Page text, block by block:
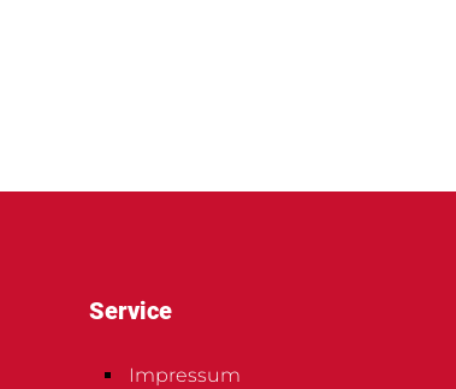
Service
Impressum